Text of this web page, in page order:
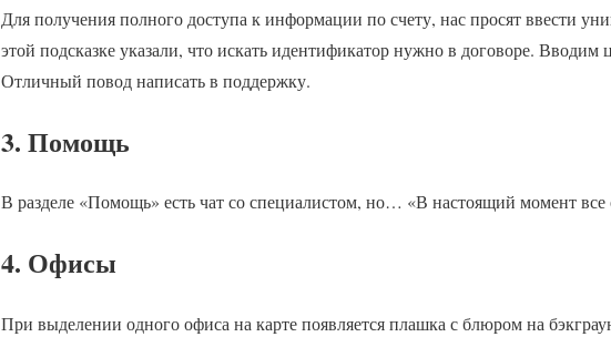
Для получения полного доступа к информации по счету, нас просят ввести
этой подсказке указали, что искать идентификатор нужно в договоре.
Отличный повод написать в поддержку.
3. Помощь
В разделе «Помощь» есть чат со специалистом, но… «В настоящий момент все
4. Офисы
При выделении одного офиса на карте появляется плашка с блюром на